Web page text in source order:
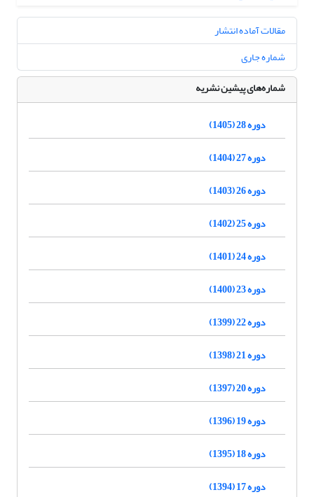
مقالات آماده انتشار
شماره جاری
شماره‌های پیشین نشریه
دوره 28 (1405)
دوره 27 (1404)
دوره 26 (1403)
دوره 25 (1402)
دوره 24 (1401)
دوره 23 (1400)
دوره 22 (1399)
دوره 21 (1398)
دوره 20 (1397)
دوره 19 (1396)
دوره 18 (1395)
دوره 17 (1394)